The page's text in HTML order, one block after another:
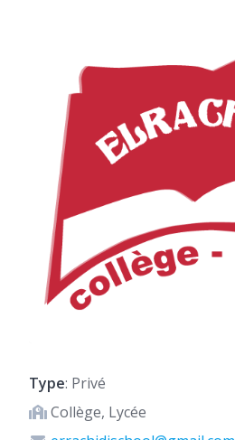
Type: Privé
Collège, Lycée